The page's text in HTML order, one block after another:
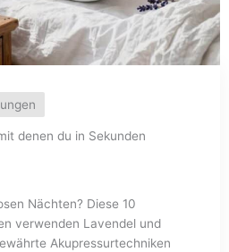
denen du in Sekunden
Nächten? Diese 10
verwenden Lavendel und
Akupressurtechniken